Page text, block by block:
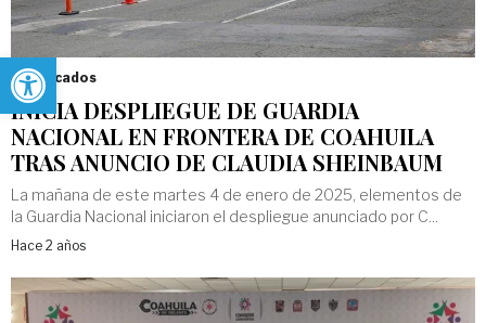
Abrir barra de herramientas
Destacados
INICIA DESPLIEGUE DE GUARDIA
NACIONAL EN FRONTERA DE COAHUILA
TRAS ANUNCIO DE CLAUDIA SHEINBAUM
La mañana de este martes 4 de enero de 2025, elementos de
la Guardia Nacional iniciaron el despliegue anunciado por C...
Hace 2 años